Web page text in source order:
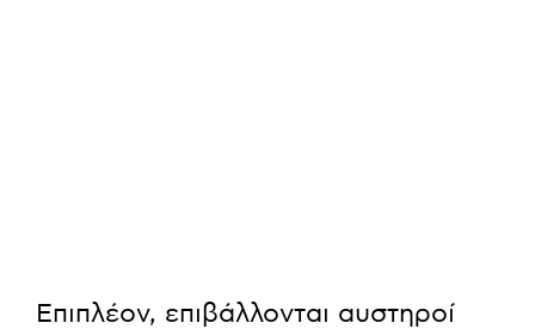
Επιπλέον, επιβάλλονται αυστηροί